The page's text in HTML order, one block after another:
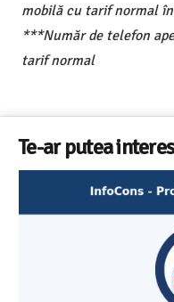
mobilă cu tarif normal
***Număr de telefon
tarif normal
Te-ar putea